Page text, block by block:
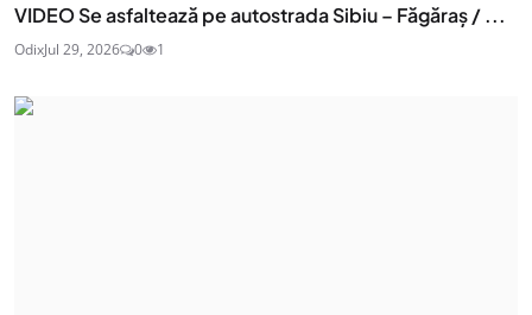
VIDEO Se asfaltează pe autostrada Sibiu – Făgăraș / ...
OdixJul 29, 2026 0 1